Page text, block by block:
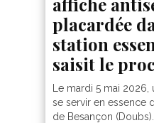
placardée
station
saisit le
Le mardi 5 mai
se servir en essence
de Besançon (Doubs)...